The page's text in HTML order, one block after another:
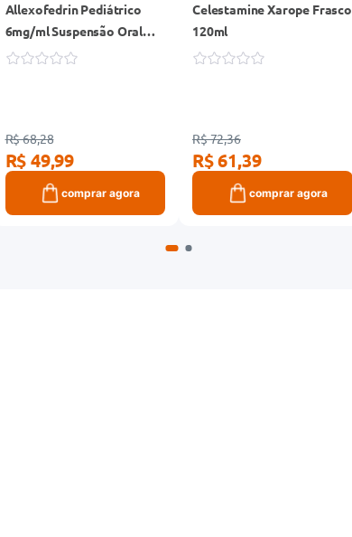
Allexofedrin Pediátrico
6mg/ml Suspensão Oral
Frasco 150ml
R$ 68,28
R$ 49,99
comprar agora
Celestamine Xarope Frasco
120ml
R$ 72,36
R$ 61,39
comprar agora